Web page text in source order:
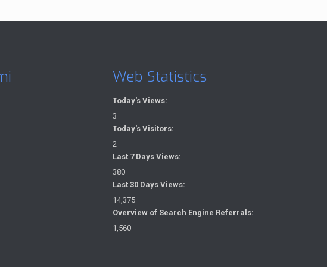
Web Statistics
Today's Views:
3
Today's Visitors:
2
Last 7 Days Views:
380
Last 30 Days Views:
14,375
Overview of Search Engine Referrals:
1,560